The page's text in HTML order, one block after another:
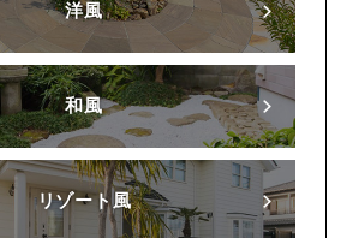
洋風
和風
リゾート風